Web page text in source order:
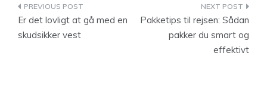
Indlægsnavigation
Er det lovligt at gå med en
skudsikker vest
Pakketips til rejsen: Sådan
pakker du smart og
effektivt